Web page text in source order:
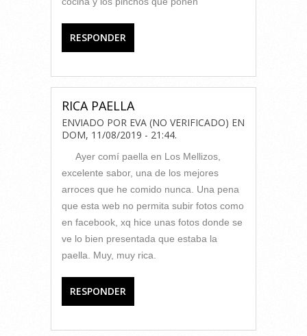
RESPONDER
RICA PAELLA
ENVIADO POR EVA (NO VERIFICADO) EN
DOM, 11/08/2019 - 21:44.
Ayer comí paella en Los Mellizos,
excelente sabor, una de los mejores
arroces que he comido nunca. Una pena
que esta web no permita subir fotos como
en facebook, xq hice unas fotos donde se
ve lo bien presentada que estaba la
paella. Muy, muy rica.
RESPONDER